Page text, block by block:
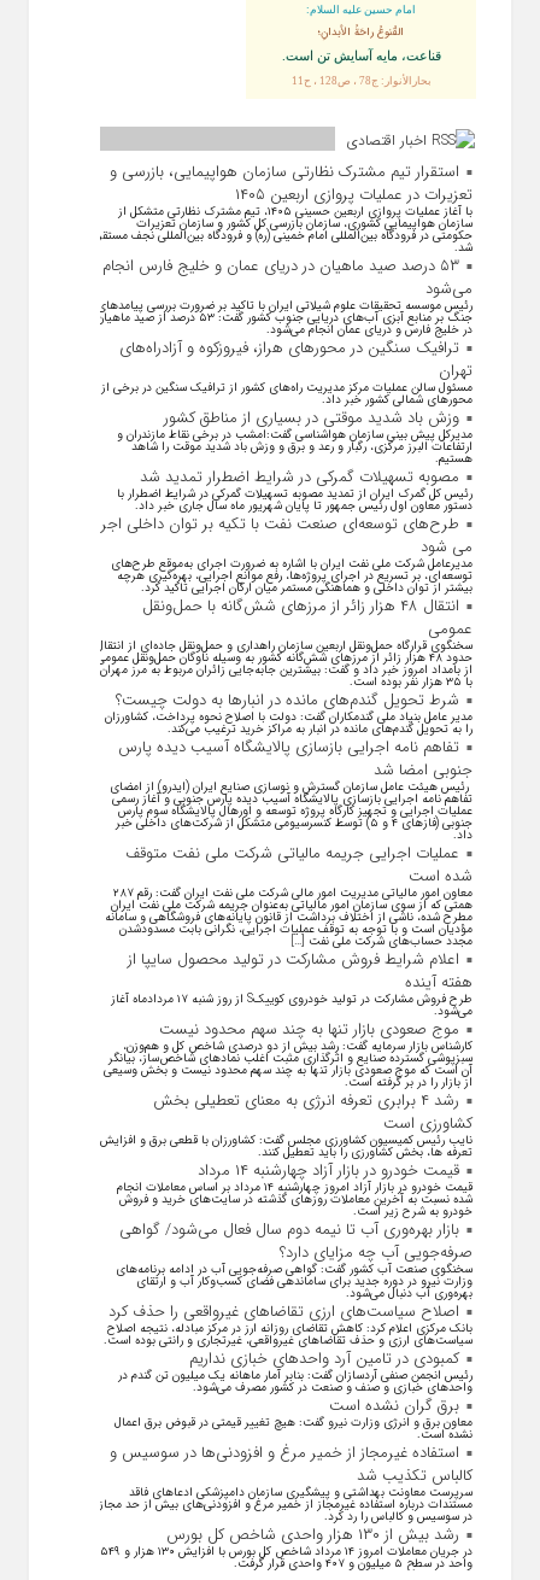
امام حسین علیه السلام:
القُنوعُ راحَةُ الأبدانِ؛
قناعت، مايه آسايش تن است.
بحارالأنوار: ج78 ، ص128 ، ح11
اخبار اقتصادی
استقرار تیم مشترک نظارتی سازمان هواپیمایی، بازرسی و
تعزیرات در عملیات پروازی اربعین ۱۴۰۵
با آغاز عملیات پروازی اربعین حسینی ۱۴۰۵، تیم مشترک نظارتی متشکل از
سازمان هواپیمایی کشوری، سازمان بازرسی کل کشور و سازمان تعزیرات
حکومتی در فرودگاه بین‌المللی امام خمینی (ره) و فرودگاه بین‌المللی نجف مستقر
شد.
۵۳ درصد صید ماهیان در دریای عمان و خلیج فارس انجام
می‌شود
رئیس موسسه تحقیقات علوم شیلاتی ایران با تاکید بر ضرورت بررسی پیامد‌های
جنگ بر منابع آبزی آب‌های دریایی جنوب کشور گفت: ۵۳ درصد از صید ماهیان
در خلیج فارس و دریای عمان انجام می‌شود.
ترافیک سنگین در محورهای هراز، فیروزکوه و آزادراه‌های
تهران
مسئول سالن عملیات مرکز مدیریت راه‌های کشور از ترافیک سنگین در برخی از
محور‌های شمالی کشور خبر داد.
وزش باد شدید موقتی در بسیاری از مناطق کشور
مدیرکل پیش بینی سازمان هواشناسی گفت:امشب در برخی نقاط مازندران و
ارتفاعات البرز مرکزی، رگبار و رعد و برق و وزش باد شدید موقت را شاهد
هستیم.
مصوبه تسهیلات گمرکی در شرایط اضطرار تمدید شد
رئیس کل گمرک ایران از تمدید مصوبه تسهیلات گمرکی در شرایط اضطرار با
دستور معاون اول رئیس جمهور تا پایان شهریور ماه سال جاری خبر داد.
طرح‌های توسعه‌ای صنعت نفت با تکیه بر توان داخلی اجرا
می شود
مدیرعامل شرکت ملی نفت ایران با اشاره به ضرورت اجرای به‌موقع طرح‌های
توسعه‌ای، بر تسریع در اجرای پروژه‌ها، رفع موانع اجرایی، بهره‌گیری هرچه
بیشتر از توان داخلی و هماهنگی مستمر میان ارکان اجرایی تاکید کرد.
انتقال ۴۸ هزار زائر از مرزهای شش‌گانه با حمل‌ونقل
عمومی
سخنگوی قرارگاه حمل‌ونقل اربعین سازمان راهداری و حمل‌ونقل جاده‌ای از انتقال
حدود ۴۸ هزار زائر از مرز‌های شش‌گانه کشور به وسیله ناوگان حمل‌ونقل عمومی
از بامداد امروز خبر داد و گفت: بیشترین جابه‌جایی زائران مربوط به مرز مهران
با ۳۵ هزار نفر بوده است.
شرط تحویل گندم‌های مانده در انبار‌ها به دولت چیست؟
مدیر عامل بنیاد ملی گندمکاران گفت: دولت با اصلاح نحوه پرداخت، کشاورزان
را به تحویل گندم‌های مانده در انبار به مراکز خرید ترغیب می‌کند.
تفاهم نامه اجرایی بازسازی پالایشگاه آسیب دیده پارس
جنوبی امضا شد
رئیس هیئت عامل سازمان گسترش و نوسازی صنایع ایران (ایدرو) از امضای
تفاهم نامه اجرایی بازسازی پالایشگاه آسیب دیده پارس جنوبی و آغاز رسمی
عملیات اجرایی و تجهیز کارگاه پروژه توسعه و اورهال پالایشگاه سوم پارس
جنوبی (فاز‌های ۴ و ۵) توسط کنسرسیومی متشکل از شرکت‌های داخلی خبر
داد.
عملیات اجرایی جریمه مالیاتی شرکت ملی نفت متوقف
شده است
معاون امور مالیاتی مدیریت امور مالی شرکت ملی نفت ایران گفت: رقم ۲۸۷
همتی که از سوی سازمان امور مالیاتی به‌عنوان جریمه شرکت ملی نفت ایران
مطرح شده، ناشی از اختلاف برداشت از قانون پایانه‌های فروشگاهی و سامانه
مؤدیان است و با توجه به توقف عملیات اجرایی، نگرانی بابت مسدودشدن
مجدد حساب‌های شرکت ملی نفت […]
اعلام شرایط فروش مشارکت در تولید محصول سایپا از
هفته آینده
طرح فروش مشارکت در تولید خودروی کوییکS از روز شنبه ۱۷ مردادماه آغاز
می‌شود.
موج صعودی بازار تنها به چند سهم محدود نیست
کارشناس بازار سرمایه گفت: رشد بیش از دو درصدی شاخص کل و هم‌وزن،
سبزپوشی گسترده صنایع و اثرگذاری مثبت اغلب نماد‌های شاخص‌ساز، بیانگر
آن است که موج صعودی بازار تنها به چند سهم محدود نیست و بخش وسیعی
از بازار را در بر گرفته است.
رشد ۴ برابری تعرفه انرژی به معنای تعطیلی بخش
کشاورزی است
نایب رئیس کمیسیون کشاورزی مجلس گفت: کشاورزان با قطعی برق و افزایش
تعرفه ها، بخش کشاورزی را باید تعطیل کنند.
قیمت خودرو در بازار آزاد چهارشنبه ۱۴ مرداد
قیمت خودرو در بازار آزاد امروز چهارشنبه ۱۴ مرداد بر اساس معاملات انجام
شده نسبت به آخرین معاملات روز‌های گذشته در سایت‌های خرید و فروش
خودرو به شرح زیر است.
بازار بهره‌وری آب تا نیمه دوم سال فعال می‌شود/ گواهی
صرفه‌جویی آب چه مزایای دارد؟
سخنگوی صنعت آب کشور گفت: گواهی صرفه‌جویی آب در ادامه برنامه‌های
وزارت نیرو در دوره جدید برای ساماندهی فضای کسب‌وکار آب و ارتقای
بهره‌وری آب دنبال می‌شود.
اصلاح سیاست‌های ارزی تقاضاهای غیرواقعی را حذف کرد
بانک مرکزی اعلام کرد: کاهش تقاضای روزانه ارز در مرکز مبادله، نتیجه اصلاح
سیاست‌های ارزی و حذف تقاضا‌های غیرواقعی، غیرتجاری و رانتی بوده است.
کمبودی در تامین آرد واحد‌های خبازی نداریم
رئیس انجمن صنفی آردسازان گفت: بنابر آمار ماهانه یک میلیون تن گندم در
واحد‌های خبازی و صنف و صنعت در کشور مصرف می‌شود.
برق گران نشده است
معاون برق و انرژی وزارت نیرو گفت: هیچ تغییر قیمتی در قبوض برق اعمال
نشده است.
استفاده غیرمجاز از خمیر مرغ و افزودنی‌ها در سوسیس و
کالباس تکذیب شد
سرپرست معاونت بهداشتی و پیشگیری سازمان دامپزشکی ادعاهای فاقد
مستندات درباره استفاده غیرمجاز از خمیر مرغ و افزودنی‌های بیش از حد مجاز
در سوسیس و کالباس را رد کرد.
رشد بیش از ۱۳۰ هزار واحدی شاخص کل بورس
در جریان معاملات امروز ۱۴ مرداد شاخص کل بورس با افزایش ۱۳۰ هزار و ۵۴۹
واحد در سطح ۵ میلیون و ۴۰۷ واحدی قرار گرفت.